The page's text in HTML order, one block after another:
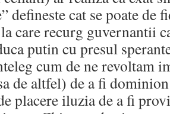
defineste cat se poate de
care recurg guvernantii
putin cu presul
cum de ne revoltam
de altfel) de a fi
placere iluzia de a fi